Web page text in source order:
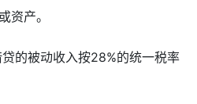
资产。
的被动收入按28%的统一税率